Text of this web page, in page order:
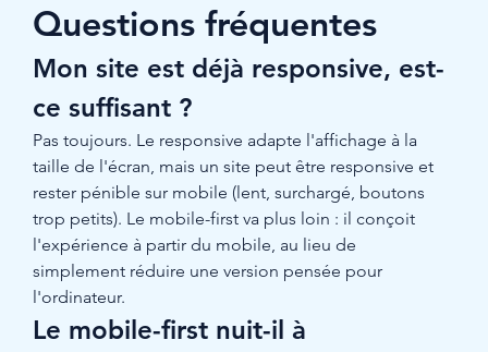
Questions fréquentes
Mon site est déjà responsive, est-
ce suffisant ?
Pas toujours. Le responsive adapte l'affichage à la
taille de l'écran, mais un site peut être responsive et
rester pénible sur mobile (lent, surchargé, boutons
trop petits). Le mobile-first va plus loin : il conçoit
l'expérience à partir du mobile, au lieu de
simplement réduire une version pensée pour
l'ordinateur.
Le mobile-first nuit-il à